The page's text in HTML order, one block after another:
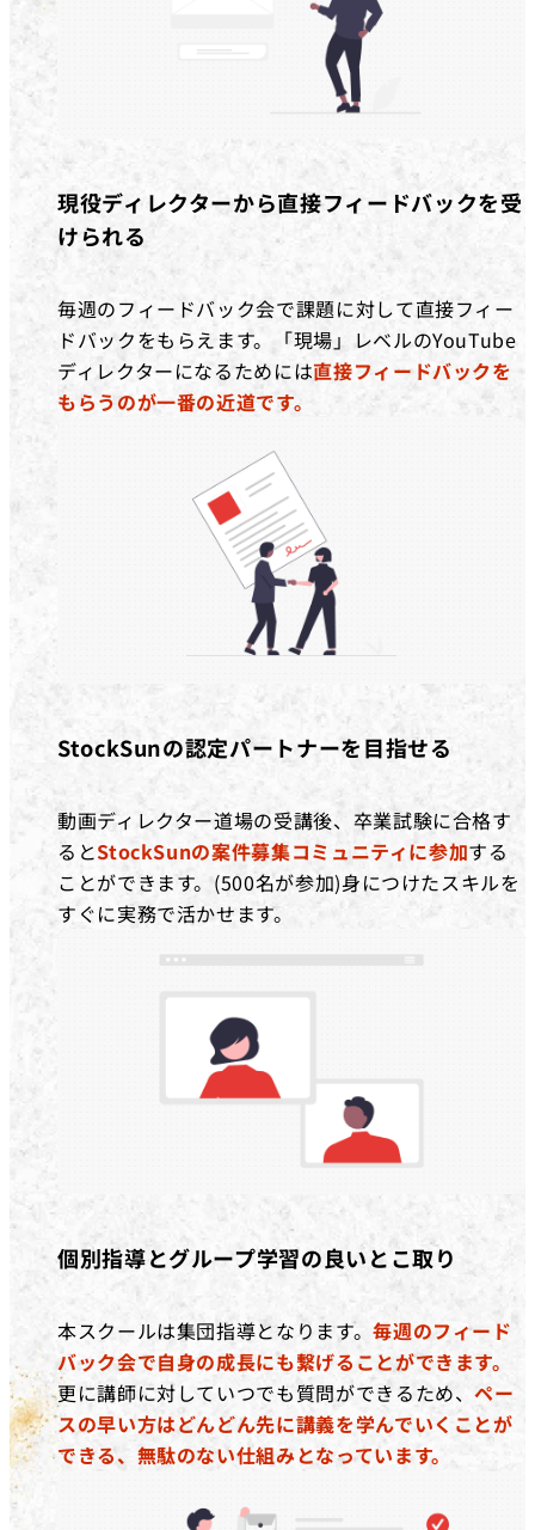
現役ディレクターから直接フィードバックを受
けられる
毎週のフィードバック会で課題に対して直接フィー
ドバックをもらえます。「現場」レベルのYouTube
ディレクターになるためには直接フィードバックを
もらうのが一番の近道です。
StockSunの認定パートナーを目指せる
動画ディレクター道場の受講後、卒業試験に合格す
るとStockSunの案件募集コミュニティに参加する
ことができます。(500名が参加)身につけたスキルを
すぐに実務で活かせます。
個別指導とグループ学習の良いとこ取り
本スクールは集団指導となります。毎週のフィード
バック会で自身の成長にも繋げることができます。
更に講師に対していつでも質問ができるため、ペー
スの早い方はどんどん先に講義を学んでいくことが
できる、無駄のない仕組みとなっています。